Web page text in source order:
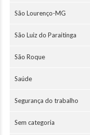
São Lourenço-MG
São Luiz do Paraitinga
São Roque
Saúde
Segurança do trabalho
Sem categoria